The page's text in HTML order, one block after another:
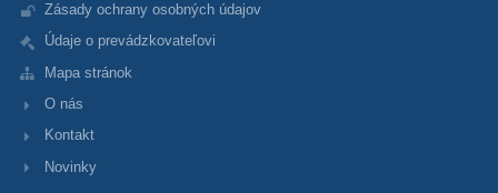
Zásady ochrany osobných údajov
Údaje o prevádzkovateľovi
Mapa stránok
O nás
Kontakt
Novinky